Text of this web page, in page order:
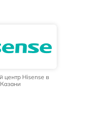
центр Hisense в
Казани